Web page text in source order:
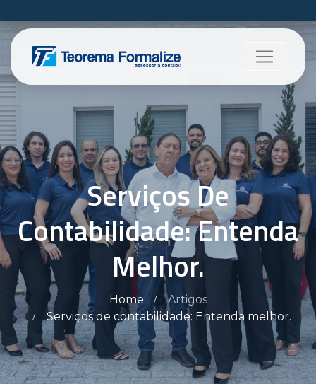
Serviços De
Contabilidade: Entenda
Melhor.
Home
Artigos
Serviços de contabilidade: Entenda melhor.